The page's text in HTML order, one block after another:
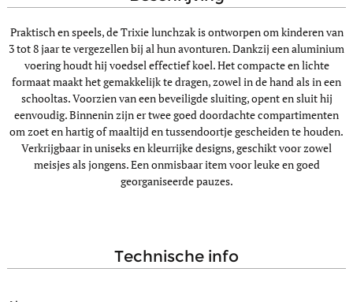
Praktisch en speels, de Trixie lunchzak is ontworpen om kinderen van
3 tot 8 jaar te vergezellen bij al hun avonturen. Dankzij een aluminium
voering houdt hij voedsel effectief koel. Het compacte en lichte
formaat maakt het gemakkelijk te dragen, zowel in de hand als in een
schooltas. Voorzien van een beveiligde sluiting, opent en sluit hij
eenvoudig. Binnenin zijn er twee goed doordachte compartimenten
om zoet en hartig of maaltijd en tussendoortje gescheiden te houden.
Verkrijgbaar in uniseks en kleurrijke designs, geschikt voor zowel
meisjes als jongens. Een onmisbaar item voor leuke en goed
georganiseerde pauzes.
technische info